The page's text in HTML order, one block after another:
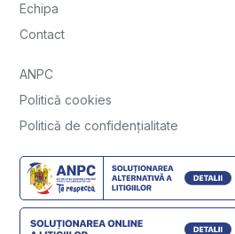
Echipa
Contact
ANPC
Politică cookies
Politică de confidențialitate